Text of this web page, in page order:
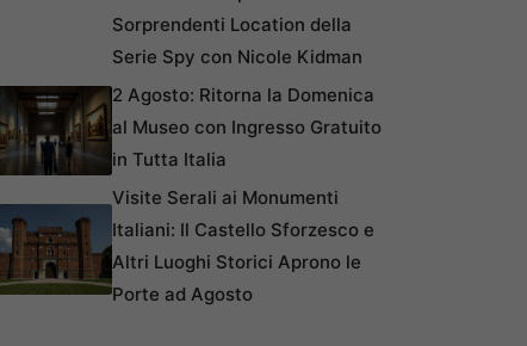
Sorprendenti Location della
Serie Spy con Nicole Kidman
2 Agosto: Ritorna la Domenica
al Museo con Ingresso Gratuito
in Tutta Italia
Visite Serali ai Monumenti
Italiani: Il Castello Sforzesco e
Altri Luoghi Storici Aprono le
Porte ad Agosto